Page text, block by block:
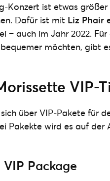
Konzert ist etwas
Dafür ist mit Liz Phair
– auch im Jahr 2022.
möchten, gibt
VIP-
über VIP-Pakete für
Pakekte wird es auf der
Package